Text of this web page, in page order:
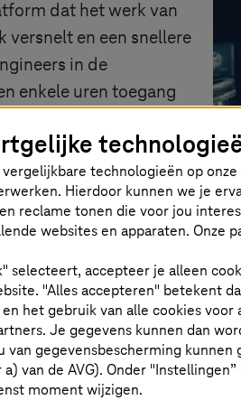
dat het werk van
versnelt en een snellere
in de
enkele uren toegang
onmiddellijk met de
direct fouten opsporen
Zo zitten ze
verkort.
een
specificaties
niet langer nodig. De
tot de volledige
deze ook naderhand
vragen.
technologieën op
Hierdoor kunnen we je
reclame tonen die voor jou
websites en apparaten. Onze
selecteert, accepteer je alleen
"Alles accepteren" betekent
het gebruik van alle cookies
Je gegevens kunnen dan
van gegevensbescherming
van de AVG). Onder
moment wijzigen.